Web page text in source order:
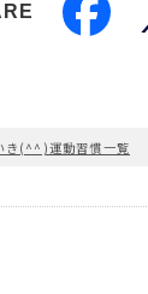
き(^^)運動習慣一覧